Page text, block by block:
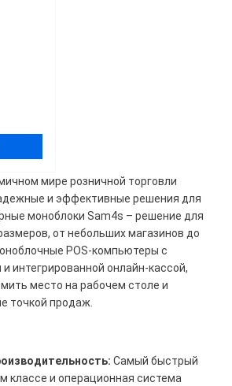
мире розничной торговли
и эффективные решения для
моноблоки Sam4s – решение для
от небольших магазинов до
POS-компьютеры с
интегрированной онлайн-кассой,
место на рабочем столе и
точкой продаж.
Самый быстрый
классе и операционная система